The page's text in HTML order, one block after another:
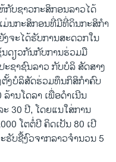
ກັບຊາວກະສິກອນລາວໄດ້
ມ່ນກະສິກອນທີ່ມີທີ່ດິນກະສິກໍາ
ຈະໄດ້ຮັບການສະດວກໃນ
ດຽວກັນກັບການຮ່ວມມື
ຊາຊົນລາວ ກັບບໍລິ ສັດສາງ
ງບໍລິສັດຮ່ວມທຶນກິສິກໍາຄົບ
ານໂດລາ ເພື່ອດໍາເນີນ
30 ປີ, ໂດຍແນໃສ່ການ
ໂຕຕໍ່ປີ ຄິດເປັນ 80 ເປີ
ບຊື້ງົວຈາກລາວຈໍານວນ 5